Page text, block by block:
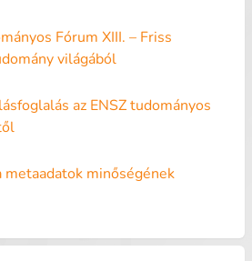
Fórum XIII. – Friss
világából
az ENSZ tudományos
metaadatok minőségének